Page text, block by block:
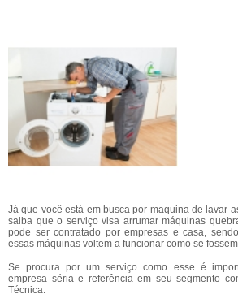
Já que você está em busca por maquina de lavar
saiba que o serviço visa arrumar máquinas
pode ser contratado por empresas e casa,
essas máquinas voltem a funcionar como se
Se procura por um serviço como esse é
empresa séria e referência em seu segmento
Técnica.